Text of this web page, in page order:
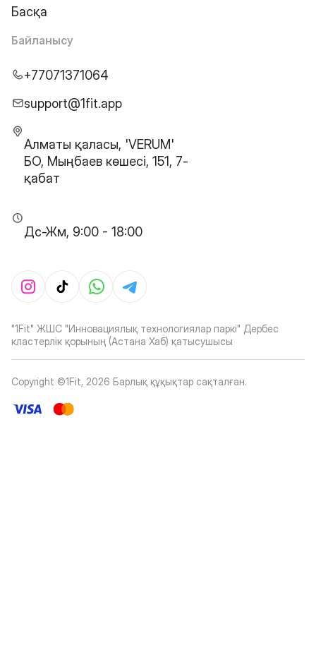
Басқа
Байланысу
+77071371064
support@1fit.app
Алматы қаласы, 'VERUM'
БО, Мыңбаев көшесі, 151, 7-
қабат
Дс-Жм, 9:00 - 18:00
"1Fit" ЖШС "Инновациялық технологиялар паркі" Дербес
кластерлік қорының (Астана Хаб) қатысушысы
Copyright ©1Fit, 2026 Барлық құқықтар сақталған.